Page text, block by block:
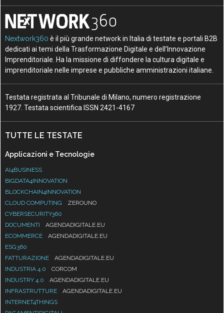
Nextwork360 è il più grande network in Italia di testate e portali B2B
dedicati ai temi della Trasformazione Digitale e dell’Innovazione
Imprenditoriale. Ha la missione di diffondere la cultura digitale e
imprenditoriale nelle imprese e pubbliche amministrazioni italiane.
Testata registrata al Tribunale di Milano, numero registrazione
1927. Testata scientifica ISSN 2421-4167
TUTTE LE TESTATE
Applicazioni e Tecnologie
AI4BUSINESS
BIGDATA4INNOVATION
BLOCKCHAIN4INNOVATION
CLOUD COMPUTING
ZEROUNO
CYBERSECURITY360
DOCUMENTI
AGENDADIGITALE.EU
ECOMMERCE
AGENDADIGITALE.EU
ESG360
FATTURAZIONE
AGENDADIGITALE.EU
INDUSTRIA 4.0
CORCOM
INDUSTRY 4.0
AGENDADIGITALE.EU
INFRASTRUTTURE
AGENDADIGITALE.EU
INTERNET4THINGS